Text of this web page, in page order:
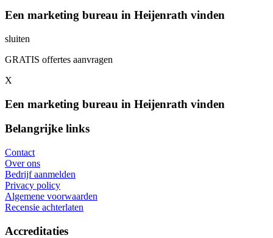
Een marketing bureau in Heijenrath vinden
sluiten
GRATIS offertes aanvragen
X
Een marketing bureau in Heijenrath vinden
Belangrijke links
Contact
Over ons
Bedrijf aanmelden
Privacy policy
Algemene voorwaarden
Recensie achterlaten
Accreditaties